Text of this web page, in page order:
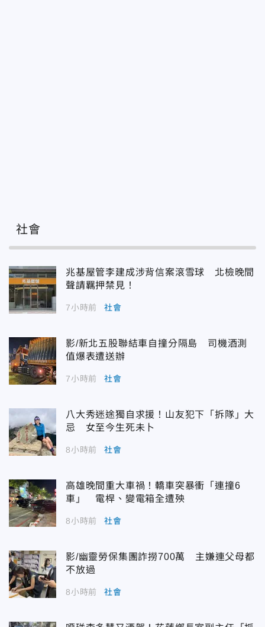
社會
兆基屋管李建成涉背信案滾雪球 北檢晚間
聲請羈押禁見！
7小時前 社會
影/新北五股聯結車自撞分隔島 司機酒測
值爆表遭送辦
7小時前 社會
八大秀迷途獨自求援！山友犯下「拆隊」大
忌 女至今生死未卜
8小時前 社會
高雄晚間重大車禍！轎車突暴衝「連撞6
車」 電桿、變電箱全遭殃
8小時前 社會
影/幽靈勞保集團詐撈700萬 主嫌連父母都
不放過
8小時前 社會